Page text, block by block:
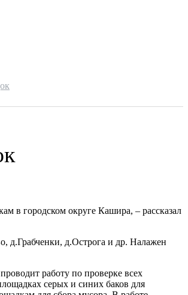
в городском округе Кашира, – рассказал
д.Грабченки, д.Острога и др. Налажен
работу по проверке всех
серых и синих баков для